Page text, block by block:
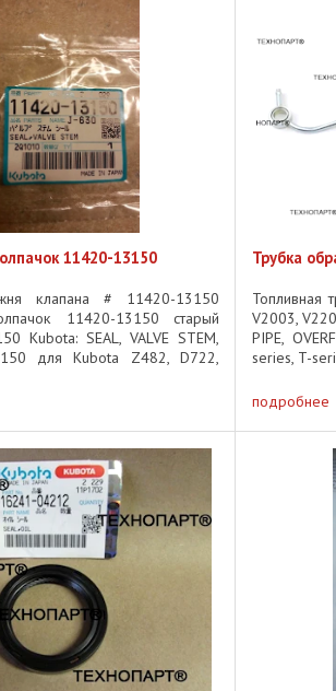
11420-13150
клапана # 11420-13150
11420-13150 старый
Kubota: SEAL, VALVE STEM,
для Kubota Z482, D722,
Трубка
Топливная
V2003,
PIPE,
series, T-
подробнее